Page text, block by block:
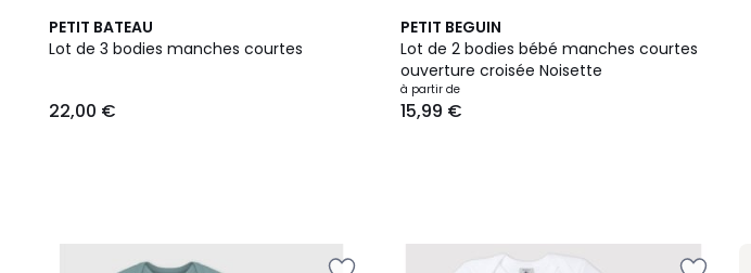
PETIT BATEAU
Lot de 3 bodies manches courtes
22,00 €
PETIT BEGUIN
Lot de 2 bodies bébé manches courtes
ouverture croisée Noisette
à partir de
15,99 €